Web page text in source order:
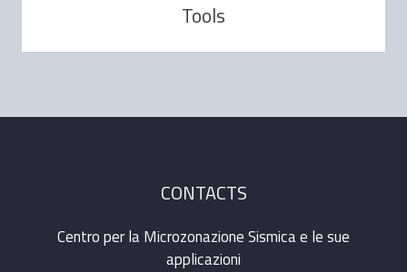
Tools
CONTACTS
Centro per la Microzonazione Sismica e le sue
applicazioni